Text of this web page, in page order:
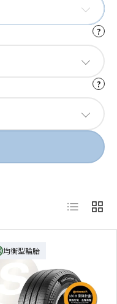
?
?
List Grid
均衡型輪胎